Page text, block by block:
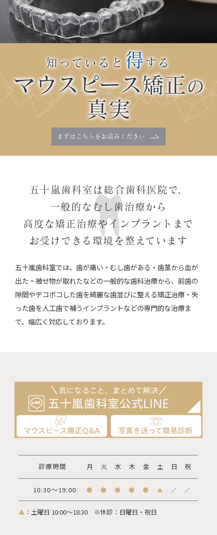
知っていると 得する
マウスピース矯正の
真実
まずはこちらを お読みください
五十嵐歯科室は総合歯科医院で、
一般的なむし歯治療から
高度な矯正治療やインプラントまで
お受けできる環境を整えています
五十嵐歯科室では、歯が痛い・むし歯がある・歯茎から血が
出た・被せ物が取れたなどの一般的な歯科治療から、前歯の
隙間やデコボコした歯を綺麗な歯並びに整える矯正治療・失
った歯を人工歯で補うインプラントなどの専門的な治療ま
で、幅広く対応しております。
診療時間 月 火 水 木 金 土 日 祝
10:30～19:00 ● ● ● ● ● ▲ ／ ／
▲ ：土曜日 10:00～18:30 ※休診：日曜日・祝日